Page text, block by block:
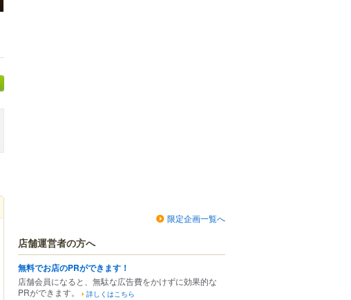
限定企画一覧へ
店舗運営者の方へ
無料でお店のPRができます！
店舗会員になると、無駄な広告費をかけずに効果的な
PRができます。
詳しくはこちら